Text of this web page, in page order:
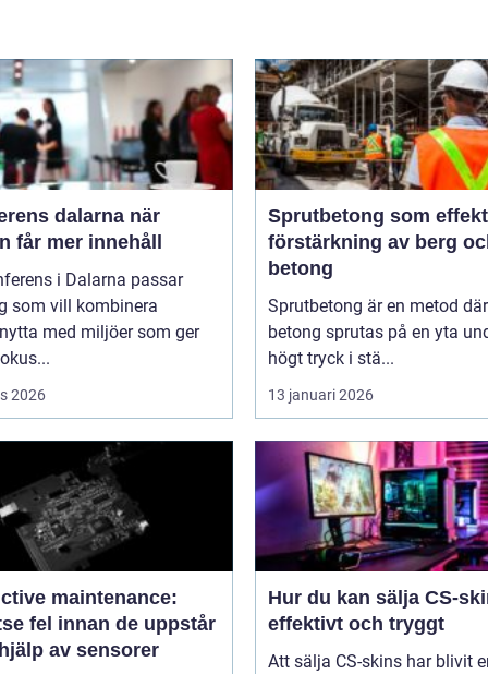
dalarna när
får mer innehåll
i Dalarna passar
som vill kombinera
med miljöer som ger
2026
Sprutbetong som
förstärkning av berg
betong
Sprutbetong är en metod där
betong sprutas på en yta
högt tryck i stä...
13 januari 2026
maintenance:
fel innan de uppstår
av sensorer
Hur du kan sälja CS-
effektivt och tryggt
Att sälja CS-skins har blivit